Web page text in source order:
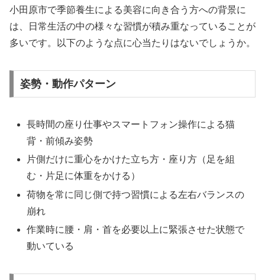
小田原市で季節養生による美容に向き合う方への背景に
は、日常生活の中の様々な習慣が積み重なっていることが
多いです。以下のような点に心当たりはないでしょうか。
姿勢・動作パターン
長時間の座り仕事やスマートフォン操作による猫
背・前傾み姿勢
片側だけに重心をかけた立ち方・座り方（足を組
む・片足に体重をかける）
荷物を常に同じ側で持つ習慣による左右バランスの
崩れ
作業時に腰・肩・首を必要以上に緊張させた状態で
動いている